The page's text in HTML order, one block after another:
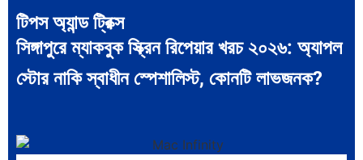
দক্ষিণ এশিয়ায় ‘জেন-জি’ বিপ্লব: বাংলাদেশ,
বিশেষ ইন-ডেপ্থ রিপোর্ট: ক্রীড়া উৎসবে…
টিপস অ্যান্ড ট্রিক্স
সিঙ্গাপুরে ম্যাকবুক স্ক্রিন রিপেয়ার খরচ ২০২৬: অ্যাপল
স্টোর নাকি স্বাধীন স্পেশালিস্ট, কোনটি লাভজনক?